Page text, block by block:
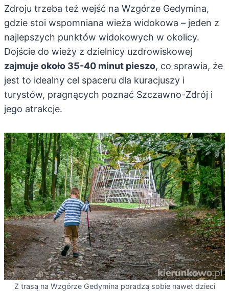
Zdroju trzeba też wejść na Wzgórze Gedymina,
gdzie stoi wspomniana wieża widokowa – jeden z
najlepszych punktów widokowych w okolicy.
Dojście do wieży z dzielnicy uzdrowiskowej
zajmuje około 35-40 minut pieszo, co sprawia, że
jest to idealny cel spaceru dla kuracjuszy i
turystów, pragnących poznać Szczawno-Zdrój i
jego atrakcje.
Z trasą na Wzgórze Gedymina poradzą sobie nawet dzieci